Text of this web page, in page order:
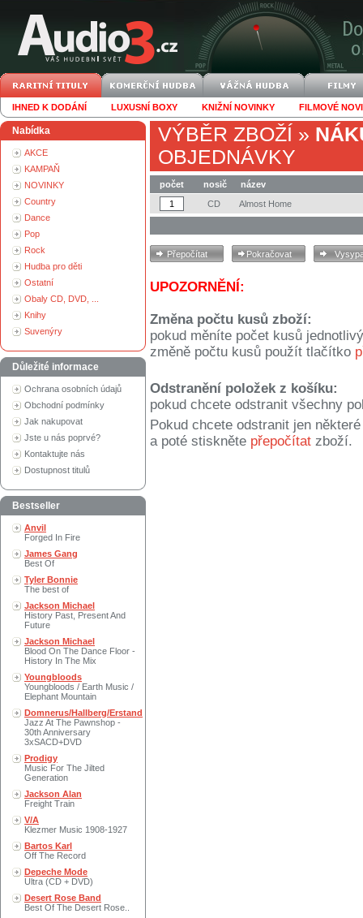
IHNED K DODÁNÍ LUXUSNÍ BOXY KNIŽNÍ NOVINKY FILMOVÉ
Nabídka
AKCE
KAMPAŇ
NOVINKY
Country
Dance
Pop
Rock
Hudba pro děti
Ostatní
Obaly CD, DVD, ...
Knihy
Suvenýry
Důležité informace
Ochrana osobních údajů
Obchodní podmínky
Jak nakupovat
Jste u nás poprvé?
Kontaktujte nás
Dostupnost titulů
Bestseller
Anvil
Forged In Fire
James Gang
Best Of
Tyler Bonnie
The best of
Jackson Michael
History Past, Present And
Future
Jackson Michael
Blood On The Dance Floor -
History In The Mix
Youngbloods
Youngbloods / Earth Music /
Elephant Mountain
Domnerus/Hallberg/Erstand
Jazz At The Pawnshop -
30th Anniversary
3xSACD+DVD
Prodigy
Music For The Jilted
Generation
Jackson Alan
Freight Train
V/A
Klezmer Music 1908-1927
Bartos Karl
Off The Record
Depeche Mode
Ultra (CD + DVD)
Desert Rose Band
Best Of The Desert Rose..
VÝBĚR ZBOŽÍ »
OBJEDNÁVKY
počet nosič
název
CD
Almost Home
UPOZORNĚNÍ:
Změna počtu kusů zboží:
pokud měníte počet kusů
změně počtu kusů použít tlačítko
Odstranění položek z košíku:
pokud chcete odstranit všechny
Pokud chcete odstranit jen
a poté stiskněte přepočítat zboží.